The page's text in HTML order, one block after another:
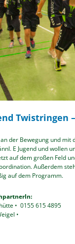
Twistringen
der Bewegung und
E Jugend und wollen
auf dem großen Feld
Außerdem
auf dem Programm.
• 0155 615 4895
•